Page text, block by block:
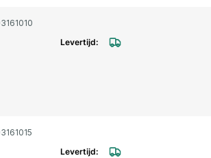
messing vernikkeld met L-boring 3/8"